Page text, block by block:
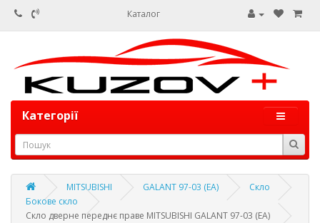
Каталог
Категорії
MITSUBISHI GALANT 97-03 (EA)
Скло
Бокове скло
Скло дверне переднє праве MITSUBISHI GALANT 97-03 (EA)